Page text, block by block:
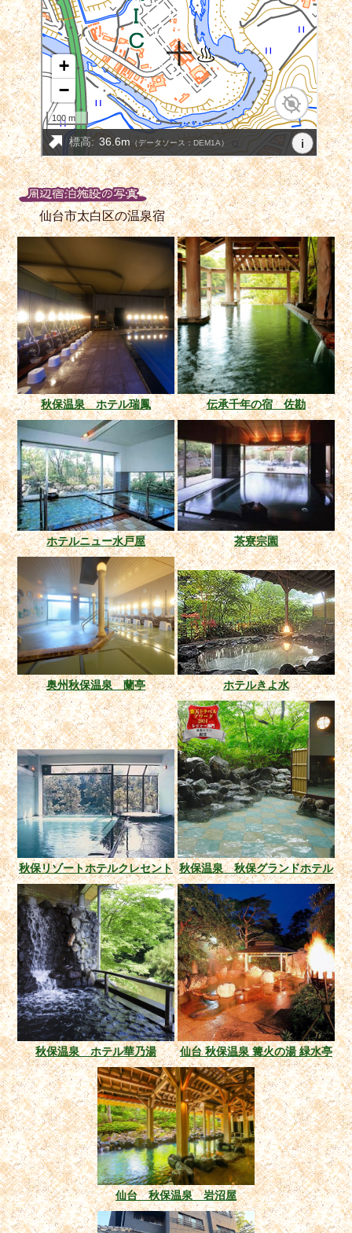
仙台市太白区の温泉宿
秋保温泉 ホテル瑞鳳 伝承千年の宿 佐勘
ホテルニュー水戸屋 茶寮宗園
奥州秋保温泉 蘭亭 ホテルきよ水
秋保リゾートホテルクレセント 秋保温泉 秋保グランドホテル
秋保温泉 ホテル華乃湯 仙台 秋保温泉 篝火の湯 緑水亭
仙台 秋保温泉 岩沼屋